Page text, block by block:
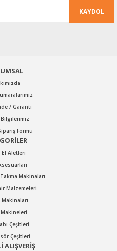
pahalı.
olmalı.
KAYDOL
/ Garanti
Bilgilerimiz
Formu
El Aletleri
Makinaları
Malzemeleri
Makineleri
Çeşitleri
Çeşitleri
ALIŞVERİŞ